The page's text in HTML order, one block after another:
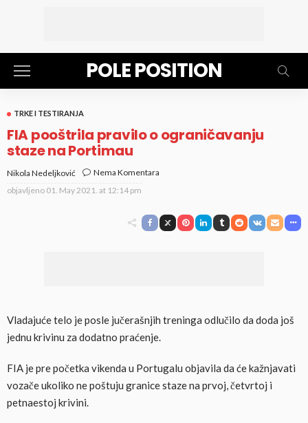
POLE POSITION
TRKE I TESTIRANJA
FIA pooštrila pravilo o ograničavanju
staze na Portimau
Nikola Nedeljković
Nema Komentara
objavljeno 01. May 2021. at 12:14 pm
Vladajuće telo je posle jučerašnjih treninga odlučilo da doda još
jednu krivinu za dodatno praćenje.
FIA je pre početka vikenda u Portugalu objavila da će kažnjavati
vozače ukoliko ne poštuju granice staze na prvoj, četvrtoj i
petnaestoj krivini.